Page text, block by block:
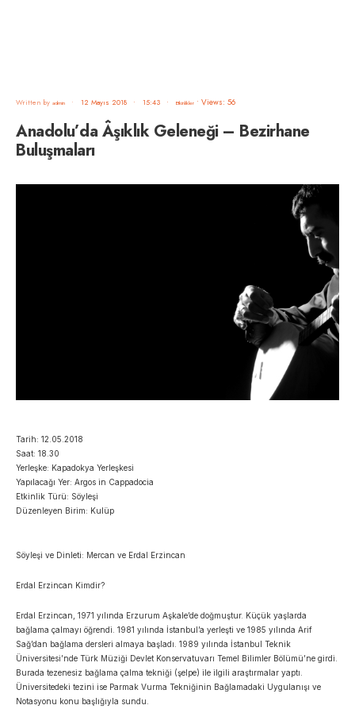
Written by admin • 12 Mayıs 2018 • 15:43 • Etkinlikler • Views: 56
Anadolu’da Âşıklık Geleneği – Bezirhane
Buluşmaları
Tarih: 12.05.2018
Saat: 18.30
Yerleşke: Kapadokya Yerleşkesi
Yapılacağı Yer: Argos in Cappadocia
Etkinlik Türü: Söyleşi
Düzenleyen Birim: Kulüp
Söyleşi ve Dinleti: Mercan ve Erdal Erzincan
Erdal Erzincan Kimdir?
Erdal Erzincan, 1971 yılında Erzurum Aşkale’de doğmuştur. Küçük yaşlarda
bağlama çalmayı öğrendi. 1981 yılında İstanbul’a yerleşti ve 1985 yılında Arif
Sağ’dan bağlama dersleri almaya başladı. 1989 yılında İstanbul Teknik
Üniversitesi’nde Türk Müziği Devlet Konservatuvarı Temel Bilimler Bölümü’ne girdi.
Burada tezenesiz bağlama çalma tekniği (şelpe) ile ilgili araştırmalar yaptı.
Üniversitedeki tezini ise Parmak Vurma Tekniğinin Bağlamadaki Uygulanışı ve
Notasyonu konu başlığıyla sundu.